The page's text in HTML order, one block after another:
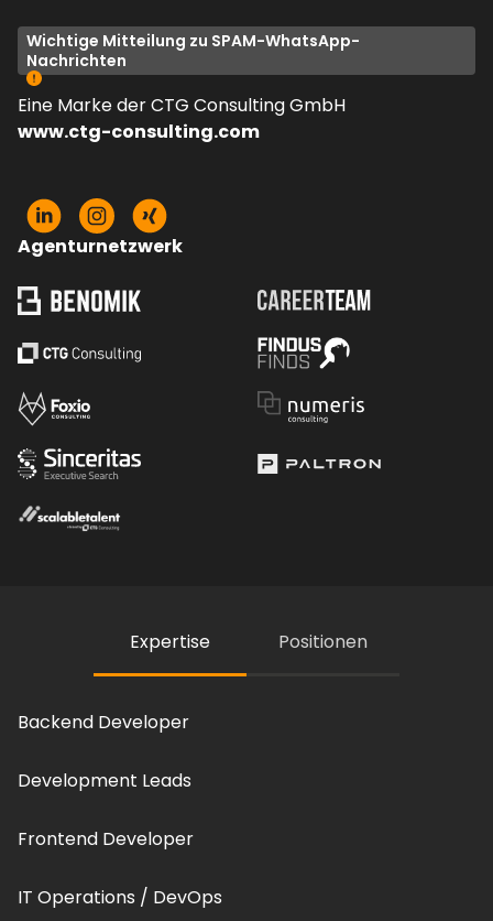
Wichtige Mitteilung zu SPAM-WhatsApp-
Nachrichten
Eine Marke der CTG Consulting GmbH
www.ctg-consulting.com
Agenturnetzwerk
Expertise Positionen
Backend Developer
Development Leads
Frontend Developer
IT Operations / DevOps